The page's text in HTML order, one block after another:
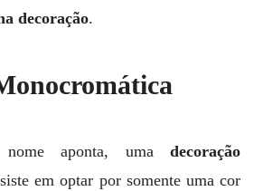
decoração.
aponta, uma decoração
em optar por somente uma cor